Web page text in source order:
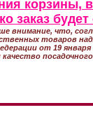
корзины,
заказ
внимание, что,
товаров
от 19